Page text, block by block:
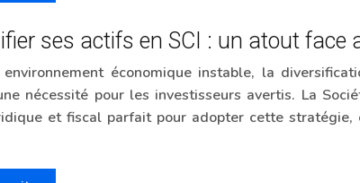
ses actifs en SCI : un atout face
économique instable, la
nécessité pour les investisseurs avertis. La
et fiscal parfait pour adopter cette